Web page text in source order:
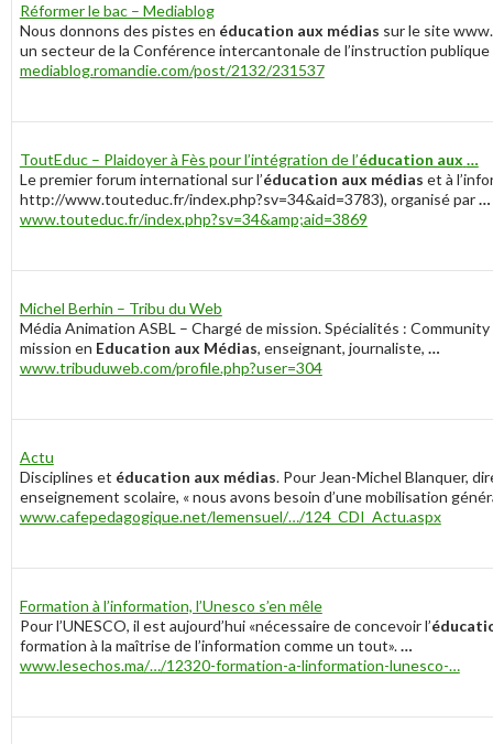
Réformer le bac – Mediablog
Nous donnons des pistes en éducation aux médias sur le site
un secteur de la Conférence intercantonale de l’instruction
mediablog.romandie.com/post/2132/231537
ToutEduc – Plaidoyer à Fès pour l’intégration de l’éducation aux …
Le premier forum international sur l’éducation aux médias et à
http://www.touteduc.fr/index.php?sv=34&aid=3783), organisé par…
www.touteduc.fr/index.php?sv=34&amp;aid=3869
Michel Berhin – Tribu du Web
Média Animation ASBL – Chargé de mission. Spécialités :
mission en Education aux Médias, enseignant, journaliste, …
www.tribuduweb.com/profile.php?user=304
Actu
Disciplines et éducation aux médias. Pour Jean-Michel Blanquer,
enseignement scolaire, « nous avons besoin d’une mobilisation
www.cafepedagogique.net/lemensuel/…/124_CDI_Actu.aspx
Formation à l’information, l’Unesco s’en mêle
Pour l’UNESCO, il est aujourd’hui «nécessaire de concevoir l’
formation à la maîtrise de l’information comme un tout».…
www.lesechos.ma/…/12320-formation-a-linformation-lunesco-…